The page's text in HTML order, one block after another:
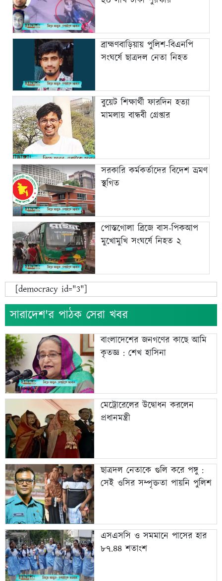
ব্রাহ্মণবাড়িয়ায় পুলিশ-বিএনপি
সংঘর্ষে ছাত্রদল নেতা নিহত
বুয়েট শিক্ষার্থী ফারদিন হত্যা
মামলায় বান্ধবী গ্রেপ্তার
সরকারি কর্মকর্তাদের বিদেশ ভ্রমণ
স্থগিত
পোস্তগোলা ব্রিজে বাস-পিকআপ
মুখোমুখি সংঘর্ষে নিহত ২
[democracy id="3"]
সারাদেশ'র পাঠক সেরা খবর
বাংলাদেশের জনগণের কাছে আমি
কৃতজ্ঞ : শেখ হাসিনা
মেট্রোরেলের উদ্বোধন করলেন
প্রধানমন্ত্রী
ছাত্রদল নেতাকে গুলি করে পঙ্গু :
সেই ওসির সম্পৃক্ততা পায়নি পুলিশ
এসএসসি ও সমমানে পাসের হার
৮৭.৪৪ শতাংশ